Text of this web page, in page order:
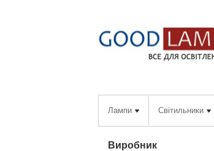
Лампи Світильники
Виробник